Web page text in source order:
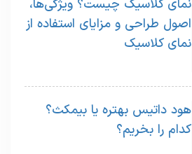
نمای کلاسیک چیست؟ ویژگی‌ها،
اصول طراحی و مزایای استفاده از
نمای کلاسیک
هود داتیس بهتره یا بیمکث؟
کدام را بخریم؟